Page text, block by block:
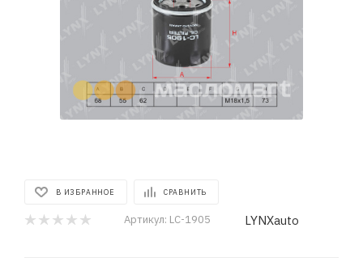
В ИЗБРАННОЕ СРАВНИТЬ
Артикул: LC-1905 LYNXauto